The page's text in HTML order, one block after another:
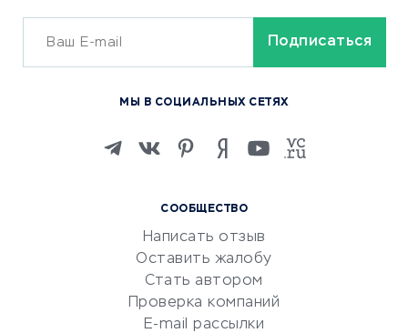
ОБУЧЕНИЕ И РАБОТА
Изучение иностранных
Маркетинг и продажи
Репетиторство
Красота и здоровье
Сервисы по поиску работы
Сетевой маркетинг
СООБЩЕСТВО
Написать отзыв
Оставить жалобу
Стать автором
Проверка компаний
E-mail рассылки
МЫ В СОЦИАЛЬНЫХ СЕТЯХ